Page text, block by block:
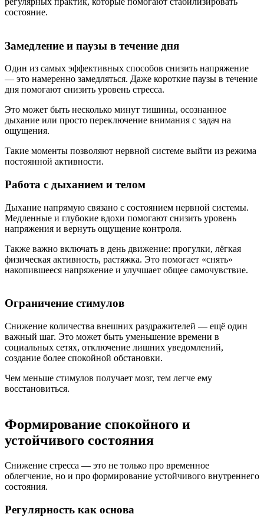
состояние.
Замедление и паузы в течение дня
Один из самых эффективных способов снизить напряжение
— это намеренно замедляться. Даже короткие паузы в течение
дня помогают снизить уровень стресса.
Это может быть несколько минут тишины, осознанное
дыхание или просто переключение внимания с задач на
ощущения.
Такие моменты позволяют нервной системе выйти из режима
постоянной активности.
Работа с дыханием и телом
Дыхание напрямую связано с состоянием нервной системы.
Медленные и глубокие вдохи помогают снизить уровень
напряжения и вернуть ощущение контроля.
Также важно включать в день движение: прогулки, лёгкая
физическая активность, растяжка. Это помогает «снять»
накопившееся напряжение и улучшает общее самочувствие.
Ограничение стимулов
Снижение количества внешних раздражителей — ещё один
важный шаг. Это может быть уменьшение времени в
социальных сетях, отключение лишних уведомлений,
создание более спокойной обстановки.
Чем меньше стимулов получает мозг, тем легче ему
восстановиться.
Формирование спокойного и
устойчивого состояния
Снижение стресса — это не только про временное
облегчение, но и про формирование устойчивого внутреннего
состояния.
Регулярность как основа